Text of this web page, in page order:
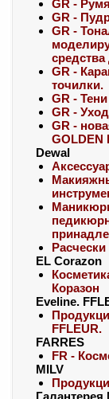
GR -
GR -
GR -
GR -
точилки.
GR - Тени
GR -
GR -
GOLDEN
Dewal
Расчески
EL Corazon
Коразон
Eveline.
FFLEUR.
FARRES
FR -
MILV
Галантерея